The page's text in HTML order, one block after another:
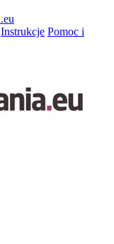
Instrukcje Pomoc i